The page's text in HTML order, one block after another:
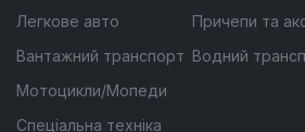
Легкове авто
Вантажний транспорт
Мотоцикли/Мопеди
Спеціальна техніка
Причепи та
Водний